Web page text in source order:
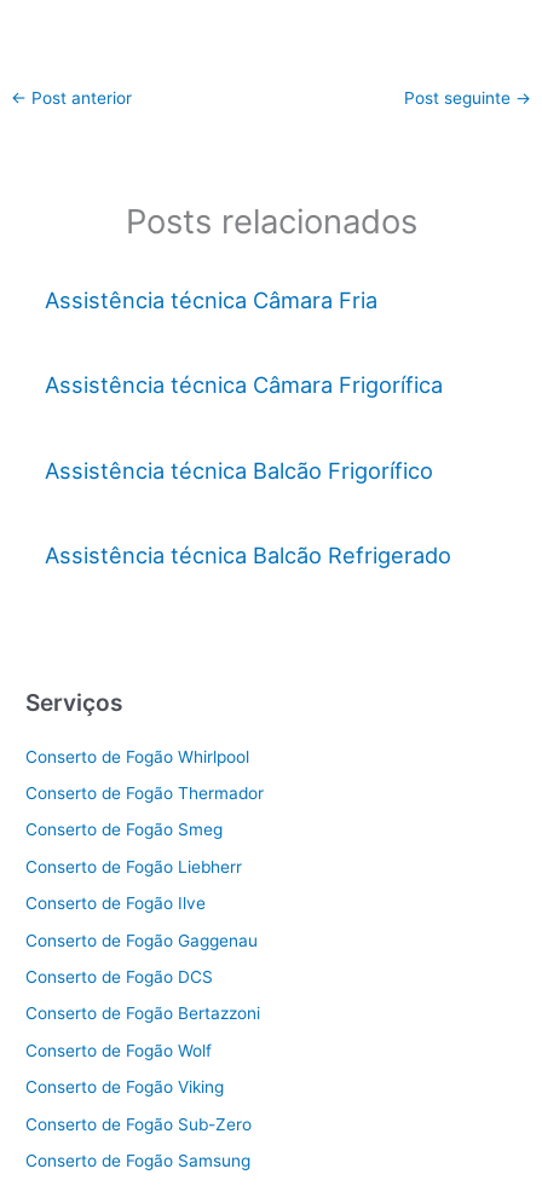
← Post anterior Post seguinte →
Posts relacionados
Assistência técnica Câmara Fria
Assistência técnica Câmara Frigorífica
Assistência técnica Balcão Frigorífico
Assistência técnica Balcão Refrigerado
Serviços
Conserto de Fogão Whirlpool
Conserto de Fogão Thermador
Conserto de Fogão Smeg
Conserto de Fogão Liebherr
Conserto de Fogão Ilve
Conserto de Fogão Gaggenau
Conserto de Fogão DCS
Conserto de Fogão Bertazzoni
Conserto de Fogão Wolf
Conserto de Fogão Viking
Conserto de Fogão Sub-Zero
Conserto de Fogão Samsung